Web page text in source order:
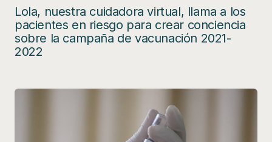
Lola, nuestra cuidadora virtual, llama a los
pacientes en riesgo para crear conciencia
sobre la campaña de vacunación 2021-
2022